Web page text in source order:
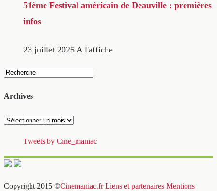
51ème Festival américain de Deauville : premières
infos
23 juillet 2025 A l'affiche
Archives
Archives
Tweets by Cine_maniac
Copyright 2015 ©Cinemaniac.fr Liens et partenaires Mentions